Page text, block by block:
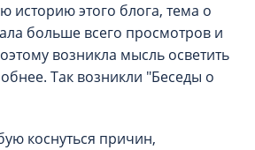
историю этого блога, тема о
больше всего просмотров и
возникла мысль осветить
Так возникли "Беседы о
коснуться причин,